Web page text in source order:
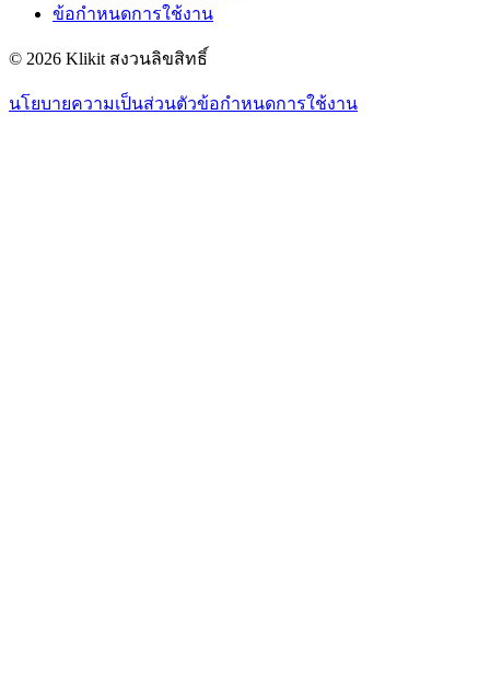
ข้อกำหนดการใช้งาน
© 2026 Klikit สงวนลิขสิทธิ์
นโยบายความเป็นส่วนตัวข้อกำหนดการใช้งาน